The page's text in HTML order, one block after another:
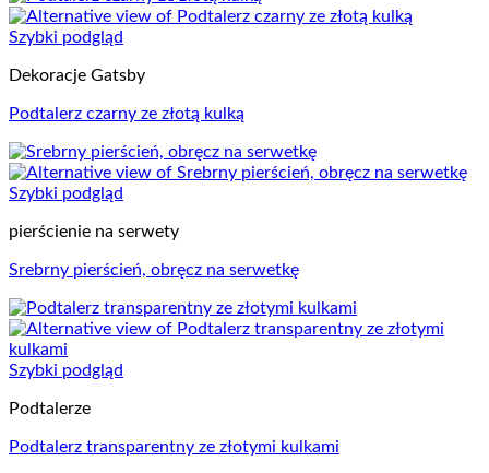
Szybki podgląd
Dekoracje Gatsby
Podtalerz czarny ze złotą kulką
Szybki podgląd
pierścienie na serwety
Srebrny pierścień, obręcz na serwetkę
Szybki podgląd
Podtalerze
Podtalerz transparentny ze złotymi kulkami